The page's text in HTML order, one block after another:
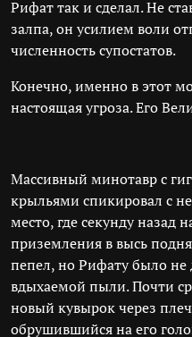
Рифат так и сделал. Не
залпа, он усилием воли
численность супостатов.
Конечно, именно в этот
настоящая угроза. Его
Массивный минотавр с
крыльями спикировал с
место, где секунду назад
приземления в высь
пепел, но Рифату было не
вдыхаемой пыли. Почти
новый кувырок через
обрушившийся на его